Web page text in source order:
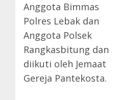
Anggota Bimmas
Polres Lebak dan
Anggota Polsek
Rangkasbitung dan
diikuti oleh Jemaat
Gereja Pantekosta.